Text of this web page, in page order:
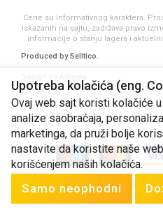
Cene su informativnog karaktera.
iskazanih na sajtu, zadržava pravo
informacije o stanju lagera i
Produced bySelltico.
Upotreba kolačića (eng.
Ovaj web sajt koristi kolačiće
analize saobraćaja,
marketinga, da pruži bolje
nastavite da koristite naše
korišćenjem naših kolačića.
Samo neophodni